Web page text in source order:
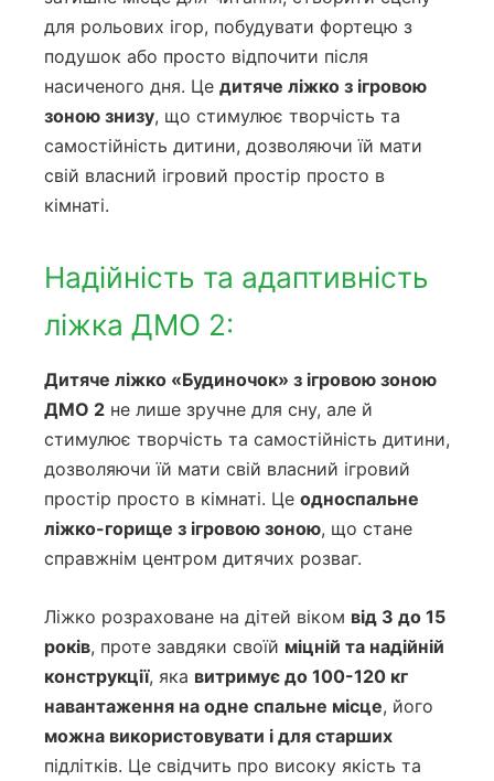
для рольових ігор, побудувати фортецю з
подушок або просто відпочити після
насиченого дня. Це дитяче ліжко з ігровою
зоною знизу, що стимулює творчість та
самостійність дитини, дозволяючи їй мати
свій власний ігровий простір просто в
кімнаті.
Надійність та адаптивність
ліжка ДМО 2:
Дитяче ліжко «Будиночок» з ігровою зоною
ДМО 2 не лише зручне для сну, але й
стимулює творчість та самостійність дитини,
дозволяючи їй мати свій власний ігровий
простір просто в кімнаті. Це односпальне
ліжко-горище з ігровою зоною, що стане
справжнім центром дитячих розваг.
Ліжко розраховане на дітей віком від 3 до 15
років, проте завдяки своїй міцній та надійній
конструкції, яка витримує до 100-120 кг
навантаження на одне спальне місце, його
можна використовувати і для старших
підлітків. Це свідчить про високу якість та